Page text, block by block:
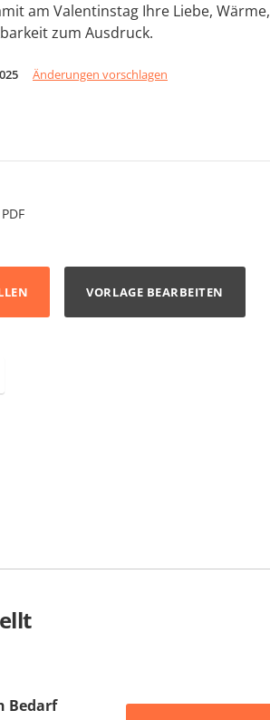
am Valentinstag Ihre Liebe, Wärme,
zum Ausdruck.
Änderungen vorschlagen
PDF
VORLAGE BEARBEITEN
Bedarf